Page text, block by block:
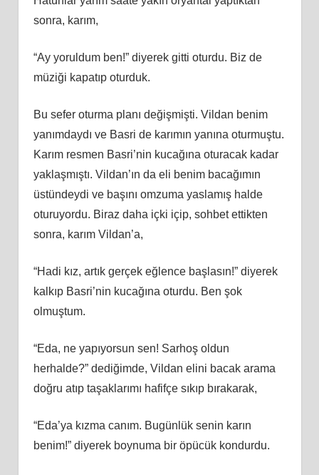
sonra, karım,
“Ay yoruldum ben!” diyerek gitti oturdu. Biz de
müziği kapatıp oturduk.
Bu sefer oturma planı değişmişti. Vildan benim
yanımdaydı ve Basri de karımın yanına oturmuştu.
Karım resmen Basri’nin kucağına oturacak kadar
yaklaşmıştı. Vildan’ın da eli benim bacağımın
üstündeydi ve başını omzuma yaslamış halde
oturuyordu. Biraz daha içki içip, sohbet ettikten
sonra, karım Vildan’a,
“Hadi kız, artık gerçek eğlence başlasın!” diyerek
kalkıp Basri’nin kucağına oturdu. Ben şok
olmuştum.
“Eda, ne yapıyorsun sen! Sarhoş oldun
herhalde?” dediğimde, Vildan elini bacak arama
doğru atıp taşaklarımı hafifçe sıkıp bırakarak,
“Eda’ya kızma canım. Bugünlük senin karın
benim!” diyerek boynuma bir öpücük kondurdu.